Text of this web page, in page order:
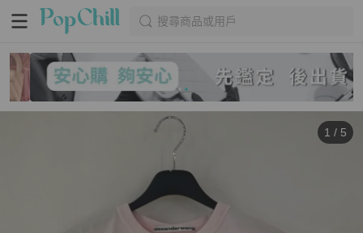
搜尋商品或用戶
1 / 5